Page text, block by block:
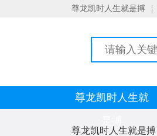
尊龙凯时人生就是搏
尊龙凯时人生就
尊龙凯时人生就是搏